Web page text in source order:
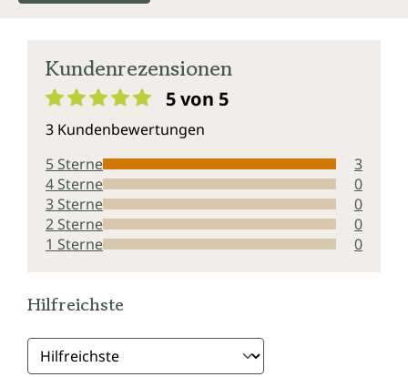
Kundenrezensionen
5 von 5
3 Kundenbewertungen
5 Sterne
3
4 Sterne
0
3 Sterne
0
2 Sterne
0
1 Sterne
0
Hilfreichste